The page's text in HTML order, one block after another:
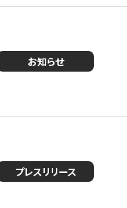
お知らせ
プレスリリース